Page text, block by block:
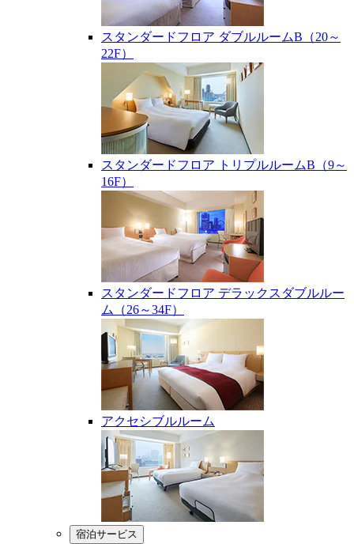
スタンダードフロア ダブルルームB（20～
22F）
スタンダードフロア トリプルルームB（9～
16F）
スタンダードフロア デラックスダブルルー
ム（26～34F）
アクセシブルルーム
宿泊サービス